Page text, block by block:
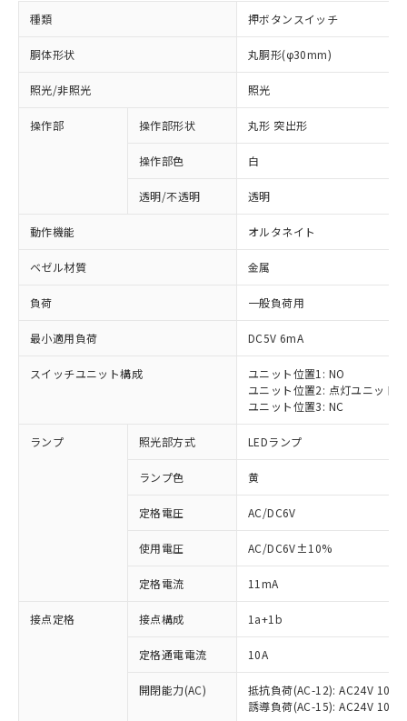
種類 押ボタンスイッチ
胴体形状 丸胴形(φ30mm)
照光/非照光 照光
操作部 操作部形状 丸形 突出形
操作部色 白
透明/不透明 透明
動作機能 オルタネイト
ベゼル材質 金属
負荷 一般負荷用
最小適用負荷 DC5V 6mA
スイッチユニット構成
ユニット位置1: NO
ユニット位置2: 点灯ユニット
ユニット位置3: NC
ランプ 照光部方式 LEDランプ
ランプ色 黄
定格電圧 AC/DC6V
使用電圧 AC/DC6V±10%
定格電流 11mA
接点定格 接点構成 1a+1b
定格通電電流 10A
開閉能力(AC)
抵抗負荷(AC-12): AC24V 10A/
誘導負荷(AC-15): AC24V
ご利用条件
ご利用ください。
非含有に対応した製品が提供可能な商品で
有に対応した製品に切り替える予定のある
対応予定なし：EU RoHS指令（10物質）の
非含有に非対応の商品で、対応品を出す予
定はありません。
調査・確認中：EU RoHS指令（10物質）の